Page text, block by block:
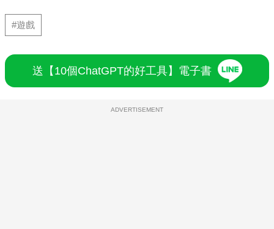
#遊戲
送【10個ChatGPT的好工具】電子書
ADVERTISEMENT